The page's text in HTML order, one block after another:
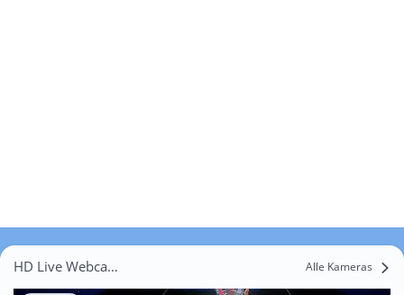
HD Live Webcams Arzbach Alle Kameras